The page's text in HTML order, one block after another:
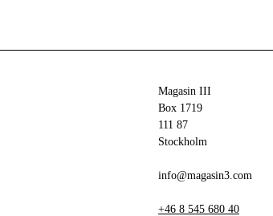
Magasin III
Box 1719
111 87
Stockholm
info@magasin3.com
+46 8 545 680 40